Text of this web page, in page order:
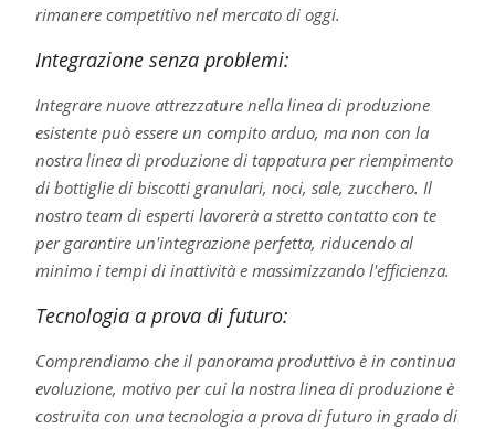
rimanere competitivo nel mercato di oggi.
Integrazione senza problemi:
Integrare nuove attrezzature nella linea di produzione
esistente può essere un compito arduo, ma non con la
nostra linea di produzione di tappatura per riempimento
di bottiglie di biscotti granulari, noci, sale, zucchero. Il
nostro team di esperti lavorerà a stretto contatto con te
per garantire un'integrazione perfetta, riducendo al
minimo i tempi di inattività e massimizzando l'efficienza.
Tecnologia a prova di futuro:
Comprendiamo che il panorama produttivo è in continua
evoluzione, motivo per cui la nostra linea di produzione è
costruita con una tecnologia a prova di futuro in grado di